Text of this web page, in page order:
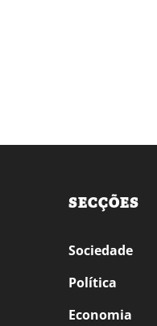
SECÇÕES
Sociedade
Política
Economia